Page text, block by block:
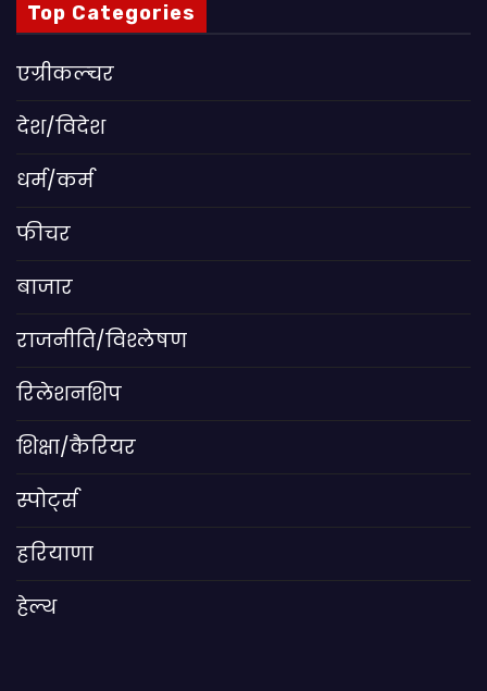
Top Categories
एग्रीकल्चर
देश/विदेश
धर्म/कर्म
फीचर
बाजार
राजनीति/विश्लेषण
रिलेशनशिप
शिक्षा/कैरियर
स्पोर्ट्स
हरियाणा
हेल्थ